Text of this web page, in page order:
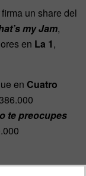
firma un share del
my Jam,
en La 1,
en Cuatro
te preocupes